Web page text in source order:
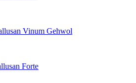
Vinum Gehwol
Forte